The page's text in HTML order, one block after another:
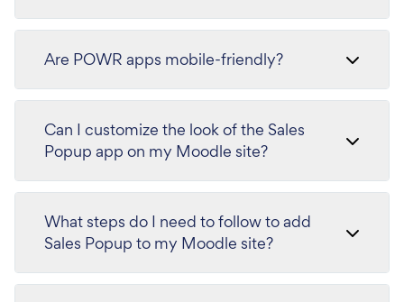
Are POWR apps mobile-friendly?
Can I customize the look of the Sales
Popup app on my Moodle site?
What steps do I need to follow to add
Sales Popup to my Moodle site?